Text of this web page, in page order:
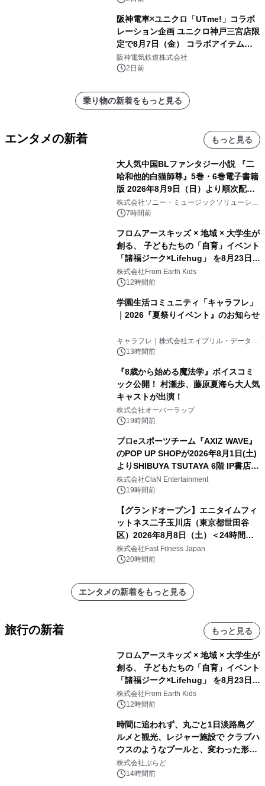
阪神電車×ユニクロ「UTme!」コラボ
レーション企画 ユニクロ神戸三宮店限
定で8月7日（金） コラボアイテムが
発売決定！
阪神電気鉄道株式会社
2日前
乗り物の新着をもっと見る
エンタメの新着 もっと見る
大人気中国BLファンタジー小説 『二
哈和他的白猫師尊』5巻・6巻電子書籍
版 2026年8月9日（日）より順次配信
開始
株式会社ソニー・ミュージックソリューショ
ンズ7時間前
フロムアースキッズ × 地域 × 大学生が
創る、 子どもたちの「自育」イベント
「諸福ジーク×Lifehug」 を8月23日
(日)開催
株式会社From Earth Kids
12時間前
学園生活コミュニティ「キャラフレ」
｜2026『夏祭りイベント』のお知らせ
キャラフレ｜株式会社エイプリル・データ・
デザインズ
13時間前
『8歳から始める魔法学』ボイスコミ
ック公開！ 村瀬歩、藤原夏海ら大人気
キャストが出演！
株式会社オーバーラップ
19時間前
プロeスポーツチーム『AXIZ WAVE』
のPOP UP SHOPが2026年8月1日(土)
よりSHIBUYA TSUTAYA 6階 IP書店で
開催決定！！
株式会社ClaN Entertainment
19時間前
【グランドオープン】エニタイムフィ
ットネス二子玉川店（東京都世田谷
区）2026年8月8日（土）＜24時間年
中無休のフィットネスジム＞
株式会社Fast Fitness Japan
20時間前
エンタメの新着をもっと見る
旅行の新着 もっと見る
フロムアースキッズ × 地域 × 大学生が
創る、 子どもたちの「自育」イベント
「諸福ジーク×Lifehug」 を8月23日
(日)開催
株式会社From Earth Kids
12時間前
時間に追われず、丸ごと1日淡路島グ
ルメと観光、レジャー施設で クラブハ
ウスのようなプールと、変わった形の
サウナも 「THE BOXY AWAJI」のお
得な素泊まり連泊プランで
株式会社ぷらど
14時間前